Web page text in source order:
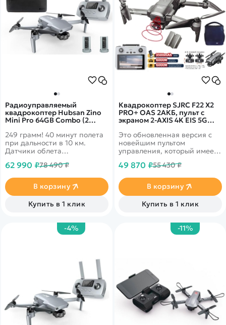
Радиоуправляемый
квадрокоптер Hubsan Zino
Mini Pro 64GB Combo (2
249 грамм! 40 минут полета
при дальности в 10 км.
Датчики облета
направлениям. 4k запись
на смартфон. Комбо
комплект с двумя
аккумуляторами и сумкой
для перевозки.&nbsp;
62 990 ₽78 490 ₽
В корзину
Купить в 1 клик
Квадрокоптер SJRC F22 X2
PRO+ OAS 2АКБ, пульт с
экраном 2-AXIS 4K EIS 5G
Это обновленная версия с
новейшим пультом
управления, который имеет
цветной экран высокой
49 870 ₽55 430 ₽
В корзину
Купить в 1 клик
-4% -11%